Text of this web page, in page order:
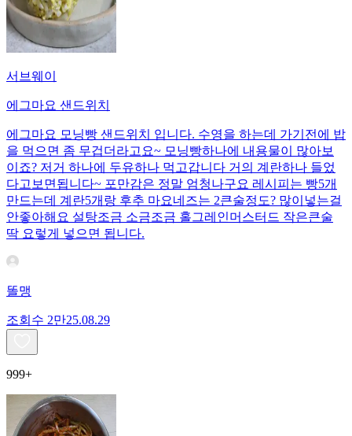
서브웨이
에그마요 샌드위치
에그마요 모닝빵 샌드위치 입니다. 수영을 하는데 가기전에 밥
을 먹으면 좀 무겁더라고요~ 모닝빵하나에 내용물이 많아보
이죠? 저거 하나에 두유하나 먹고갑니다 거의 계란하나 들었
다고보면됩니다~ 포만감은 정말 엄청나구요 레시피는 빵5개
만드는데 계란5개랑 후추 마요네즈는 2큰술정도? 많이넣는걸
안좋아해요 설탕조금 소금조금 홀그레인머스터드 작은큰술
딱 요렇게 넣으면 됩니다.
똘맹
조회수 2만25.08.29
999+